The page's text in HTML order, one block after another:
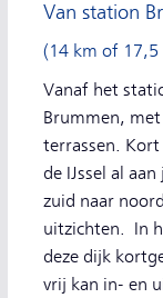
Van station
(14 km of 17,5
Vanaf het
Brummen,
terrassen.
de IJssel al
zuid naar
uitzichten. In
deze dijk
vrij kan in- en